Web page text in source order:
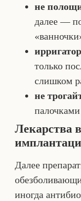
не
далее —
только
слишком
не
Лекарства
Далее
иногда